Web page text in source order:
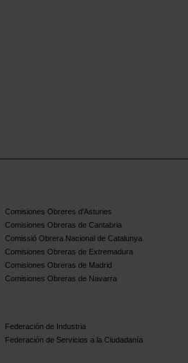
Comisiones Obreres d'Asturies
Comisiones Obreras de Cantabria
Comissió Obrera Nacional de Catalunya
Comisiones Obreras de Extremadura
Comisiones Obreras de Madrid
Comisiones Obreras de Navarra
Federación de Industria
Federación de Servicios a la Ciudadanía